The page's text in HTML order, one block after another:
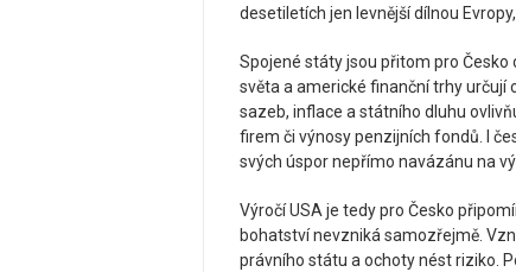
desetiletích jen levnější dílnou
Spojené státy jsou přitom pro
světa a americké finanční trhy určují
sazeb, inflace a státního dluhu
firem či výnosy penzijních fondů. I
svých úspor nepřímo navázánu na
Výročí USA je tedy pro Česko
bohatství nevzniká samozřejmě.
právního státu a ochoty nést riziko.